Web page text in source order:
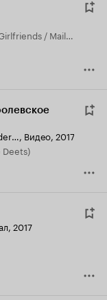
Inspector / Springbreakers
The Swan Princess: Royally Undercover, Видео, 2017
Deets)
2017